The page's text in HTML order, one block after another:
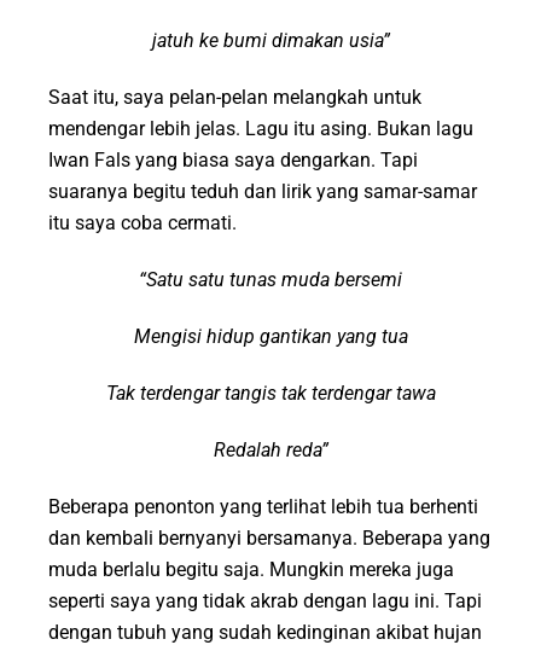
jatuh ke bumi dimakan usia”
Saat itu, saya pelan-pelan melangkah untuk
mendengar lebih jelas. Lagu itu asing. Bukan lagu
Iwan Fals yang biasa saya dengarkan. Tapi
suaranya begitu teduh dan lirik yang samar-samar
itu saya coba cermati.
“Satu satu tunas muda bersemi
Mengisi hidup gantikan yang tua
Tak terdengar tangis tak terdengar tawa
Redalah reda”
Beberapa penonton yang terlihat lebih tua berhenti
dan kembali bernyanyi bersamanya. Beberapa yang
muda berlalu begitu saja. Mungkin mereka juga
seperti saya yang tidak akrab dengan lagu ini. Tapi
dengan tubuh yang sudah kedinginan akibat hujan